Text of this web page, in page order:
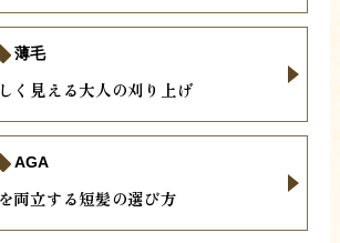
く見える大人の刈り上げ
薄毛
両立する短髪の選び方
AGA